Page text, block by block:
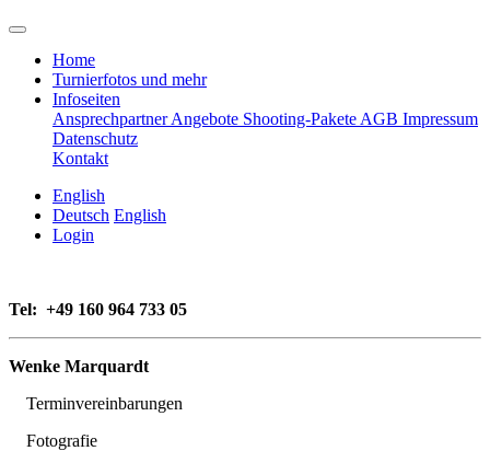
Home
Turnierfotos und mehr
Infoseiten
AnsprechpartnerAngebote Shooting-Pakete AGB Impressum
Datenschutz
Kontakt
English
Deutsch English
Login
Tel: +49 160 964 733 05
Wenke Marquardt
Terminvereinbarungen
Fotografie